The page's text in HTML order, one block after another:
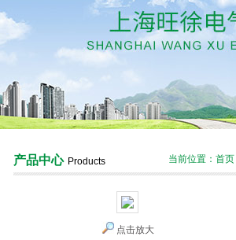
产品中心 Products 当前位置： 首页
点击放大